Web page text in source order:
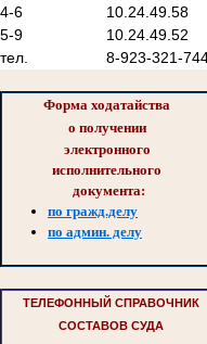
4-6
10.24.49.58
5-9
10.24.49.52
тел.
8-923-321-
Форма ходатайства
о получении
электронного
исполнительного
документа:
по гражд.делу
по админ. делу
ТЕЛЕФОННЫЙ СПРАВОЧНИК
СОСТАВОВ СУДА